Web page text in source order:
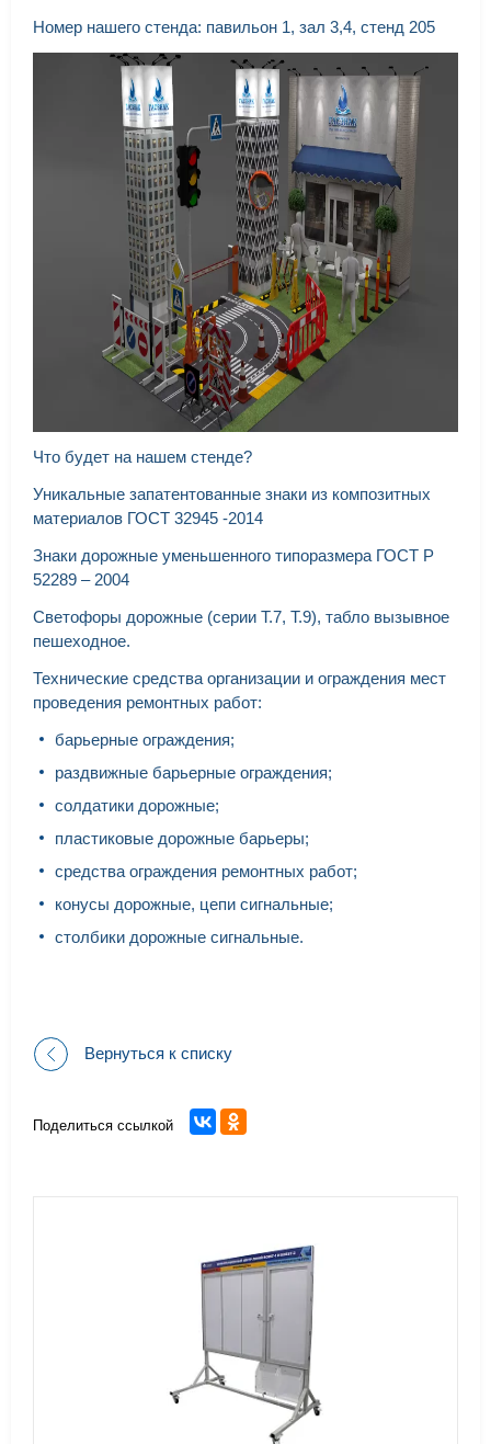
Номер нашего стенда: павильон 1, зал 3,4, стенд 205
Что будет на нашем стенде?
Уникальные запатентованные знаки из композитных
материалов ГОСТ 32945 -2014
Знаки дорожные уменьшенного типоразмера ГОСТ Р
52289 – 2004
Светофоры дорожные (серии Т.7, Т.9), табло вызывное
пешеходное.
Технические средства организации и ограждения мест
проведения ремонтных работ:
барьерные ограждения;
раздвижные барьерные ограждения;
солдатики дорожные;
пластиковые дорожные барьеры;
средства ограждения ремонтных работ;
конусы дорожные, цепи сигнальные;
столбики дорожные сигнальные.
Вернуться к списку
Поделиться ссылкой